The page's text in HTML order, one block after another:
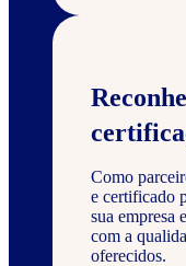
Como
e certificado
sua empresa
com a
oferecidos.